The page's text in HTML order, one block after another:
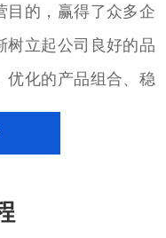
目的，赢得了众多企
树立起公司良好的品
优化的产品组合、稳
，致力于以专注的
技术团队，配合用
好的产品和服务。